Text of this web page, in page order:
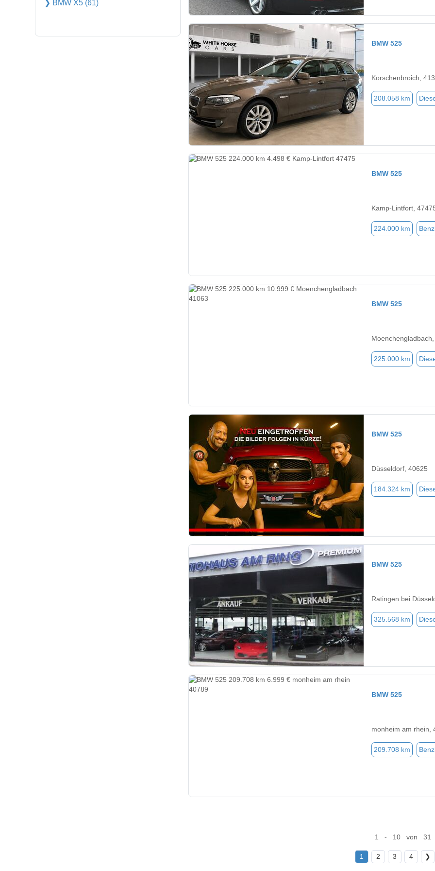
❯ BMW X5 (61)
BMW 525
Korschenbroich,
208.058 km
BMW 525
Kamp-Lintfort,
224.000 km
BMW 525
225.000 km
BMW 525
Düsseldorf, 40625
184.324 km
BMW 525
Ratingen bei
325.568 km
BMW 525
monheim am rhein,
209.708 km
1 - 10 von 31
1 2 3 4 ❯